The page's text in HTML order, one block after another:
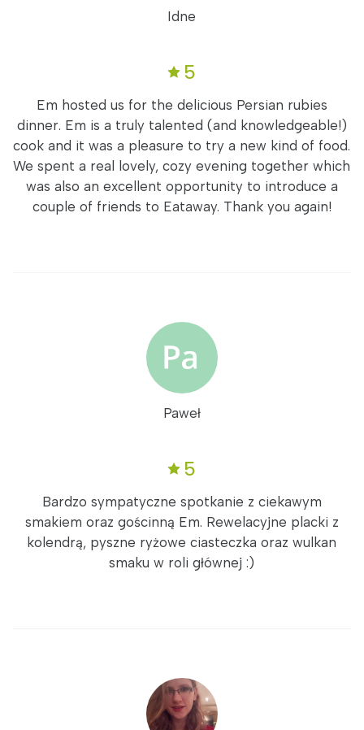
Idne
5
Em hosted us for the delicious Persian rubies
dinner. Em is a truly talented (and knowledgeable!)
cook and it was a pleasure to try a new kind of food.
We spent a real lovely, cozy evening together which
was also an excellent opportunity to introduce a
couple of friends to Eataway. Thank you again!
Paweł
5
Bardzo sympatyczne spotkanie z ciekawym
smakiem oraz gościnną Em. Rewelacyjne placki z
kolendrą, pyszne ryżowe ciasteczka oraz wulkan
smaku w roli głównej :)